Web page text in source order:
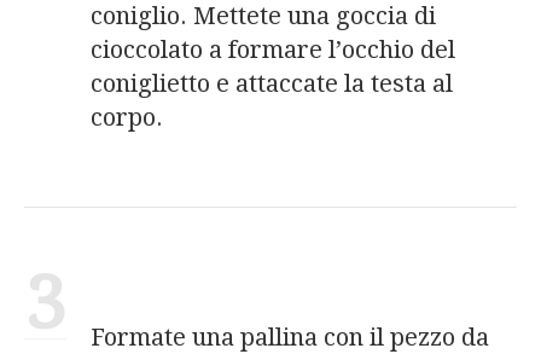
coniglio. Mettete una goccia di
cioccolato a formare l’occhio del
coniglietto e attaccate la testa al
corpo.
3
Formate una pallina con il pezzo da